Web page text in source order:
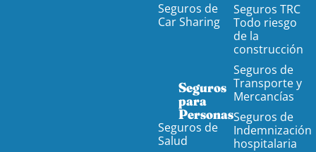
Seguros de
Car Sharing
Seguros
para
Personas
Seguros de
Salud
Seguros TRC
Todo riesgo
de la
construcción
Seguros de
Transporte y
Mercancías
Seguros de
Indemnización
hospitalaria